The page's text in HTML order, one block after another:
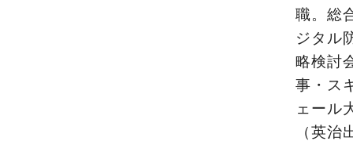
職。総
ジタル
略検討
事・ス
ェール
（英